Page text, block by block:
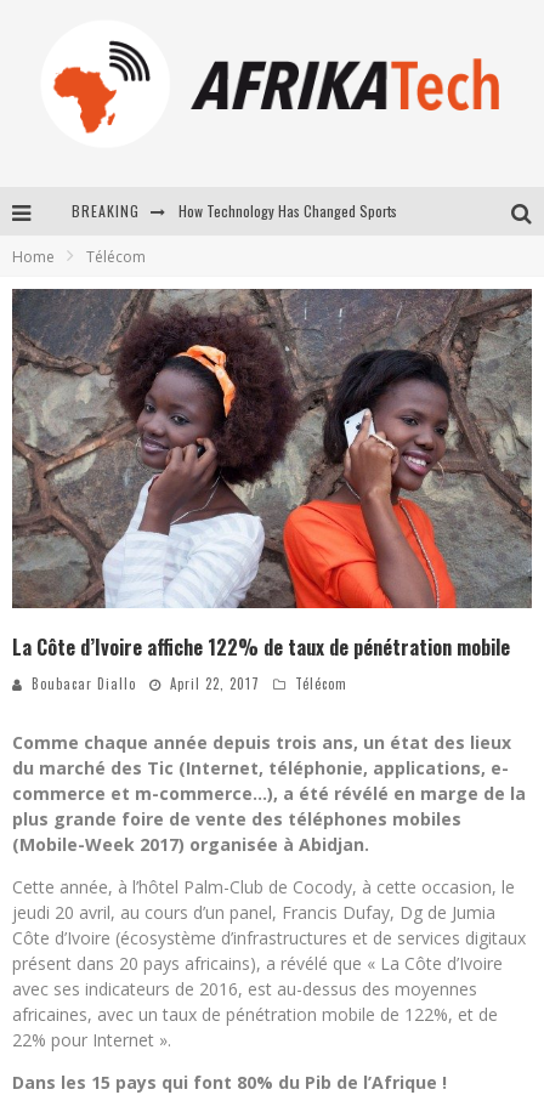
BREAKING
New to online sports betting? Consider These Tips to Play Your First Online Sports Betting Successfully
How Technology Has Changed Sports
Home Télécom
La Côte d’Ivoire affiche 122% de taux de pénétration mobile
Boubacar Diallo April 22, 2017 Télécom
Comme chaque année depuis trois ans, un état des lieux
du marché des Tic (Internet, téléphonie, applications, e-
commerce et m-commerce…), a été révélé en marge de la
plus grande foire de vente des téléphones mobiles
(Mobile-Week 2017) organisée à Abidjan.
Cette année, à l’hôtel Palm-Club de Cocody, à cette occasion, le
jeudi 20 avril, au cours d’un panel, Francis Dufay, Dg de Jumia
Côte d’Ivoire (écosystème d’infrastructures et de services digitaux
présent dans 20 pays africains), a révélé que « La Côte d’Ivoire
avec ses indicateurs de 2016, est au-dessus des moyennes
africaines, avec un taux de pénétration mobile de 122%, et de
22% pour Internet ».
Dans les 15 pays qui font 80% du Pib de l’Afrique !